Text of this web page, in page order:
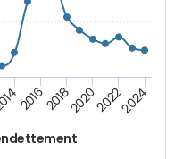
20162018202020222024